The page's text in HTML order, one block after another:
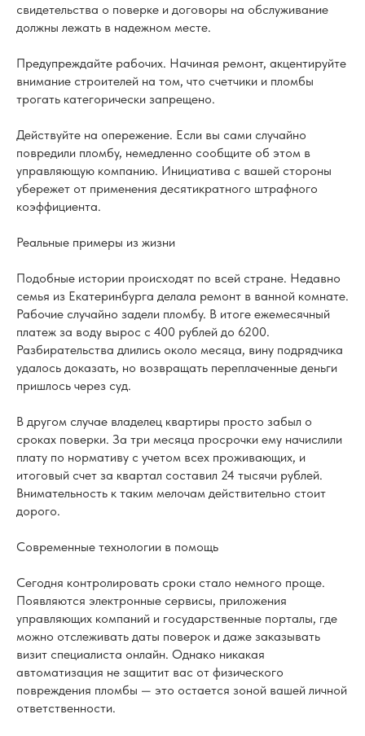
свидетельства о поверке и договоры на обслуживание
должны лежать в надежном месте.
Предупреждайте рабочих. Начиная ремонт, акцентируйте
внимание строителей на том, что счетчики и пломбы
трогать категорически запрещено.
Действуйте на опережение. Если вы сами случайно
повредили пломбу, немедленно сообщите об этом в
управляющую компанию. Инициатива с вашей стороны
убережет от применения десятикратного штрафного
коэффициента.
Реальные примеры из жизни
Подобные истории происходят по всей стране. Недавно
семья из Екатеринбурга делала ремонт в ванной комнате.
Рабочие случайно задели пломбу. В итоге ежемесячный
платеж за воду вырос с 400 рублей до 6200.
Разбирательства длились около месяца, вину подрядчика
удалось доказать, но возвращать переплаченные деньги
пришлось через суд.
В другом случае владелец квартиры просто забыл о
сроках поверки. За три месяца просрочки ему начислили
плату по нормативу с учетом всех проживающих, и
итоговый счет за квартал составил 24 тысячи рублей.
Внимательность к таким мелочам действительно стоит
дорого.
Современные технологии в помощь
Сегодня контролировать сроки стало немного проще.
Появляются электронные сервисы, приложения
управляющих компаний и государственные порталы, где
можно отслеживать даты поверок и даже заказывать
визит специалиста онлайн. Однако никакая
автоматизация не защитит вас от физического
повреждения пломбы — это остается зоной вашей личной
ответственности.